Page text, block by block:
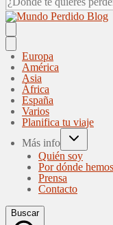
Europa
América
Asia
África
España
Varios
Planifica tu viaje
Más info
Quién soy
Por dónde
Prensa
Contacto
Buscar